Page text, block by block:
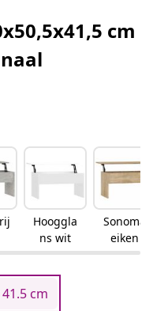
cm
Hooggla
ns wit
Sonoma
eiken
cm